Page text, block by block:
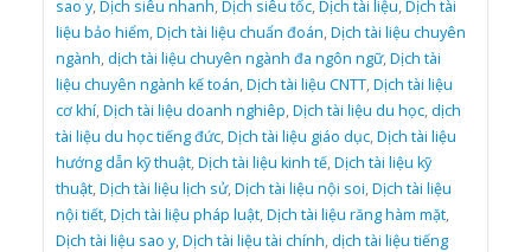
sao y,Dịch siêu nhanh,Dịch siêu tốc,Dịch tài liệu,Dịch tài
liệu bảo hiểm,Dịch tài liệu chuẩn đoán,Dịch tài liệu chuyên
ngành,dịch tài liệu chuyên ngành đa ngôn ngữ,Dịch tài
liệu chuyên ngành kế toán,Dịch tài liệu CNTT,Dịch tài liệu
cơ khí,Dịch tài liệu doanh nghiêp,Dịch tài liệu du học,dịch
tài liệu du học tiếng đức,Dịch tài liệu giáo dục,Dịch tài liệu
hướng dẫn kỹ thuật,Dịch tài liệu kinh tế,Dịch tài liệu kỹ
thuật,Dịch tài liệu lịch sử,Dịch tài liệu nội soi,Dịch tài liệu
nội tiết,Dịch tài liệu pháp luật,Dịch tài liệu răng hàm mặt,
Dịch tài liệu sao y,Dịch tài liệu tài chính,dịch tài liệu tiếng